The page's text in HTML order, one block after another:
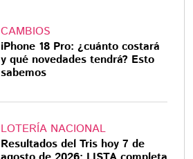
CAMBIOS
iPhone 18 Pro: ¿cuánto costará
y qué novedades tendrá? Esto
sabemos
LOTERÍA NACIONAL
Resultados del Tris hoy 7 de